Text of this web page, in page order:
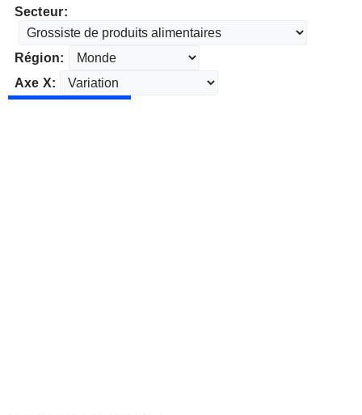
Secteur:
Région:
Axe X: